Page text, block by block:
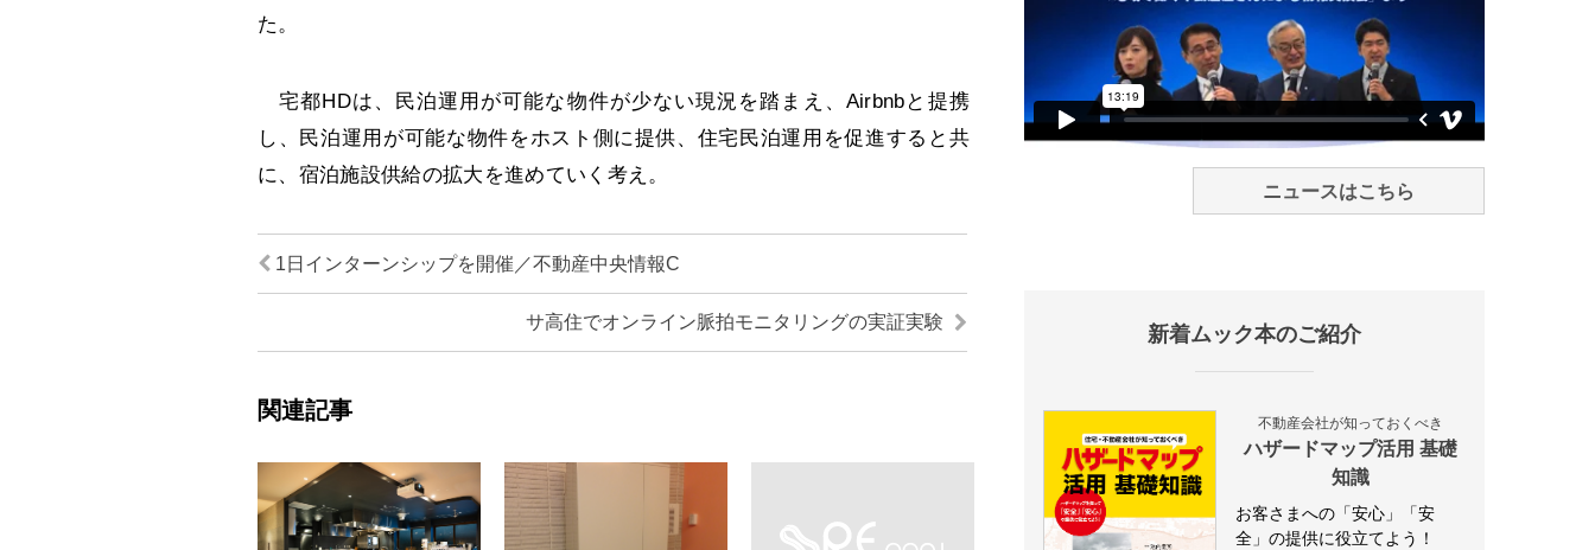
た。
宅都HDは、民泊運用が可能な物件が少ない現況を踏まえ、Airbnbと提携
し、民泊運用が可能な物件をホスト側に提供、住宅民泊運用を促進すると共
に、宿泊施設供給の拡大を進めていく考え。
1日インターンシップを開催／不動産中央情報C
サ高住でオンライン脈拍モニタリングの実証実験
関連記事
ニュースはこちら
新着ムック本のご紹介
不動産会社が知っておくべき
ハザードマップ活用 基礎
知識
お客さまへの「安心」「安
全」の提供に役立てよう！